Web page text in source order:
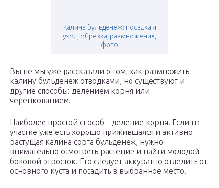
Калина бульденеж: посадка и
уход, обрезка, размножение,
фото
Выше мы уже рассказали о том, как размножить
калину бульденеж отводками, но существуют и
другие способы: делением корня или
черенкованием.
Наиболее простой способ – деление корня. Если на
участке уже есть хорошо прижившаяся и активно
растущая калина сорта бульденеж, нужно
внимательно осмотреть растение и найти молодой
боковой отросток. Его следует аккуратно отделить от
основного куста и посадить в выбранное место.